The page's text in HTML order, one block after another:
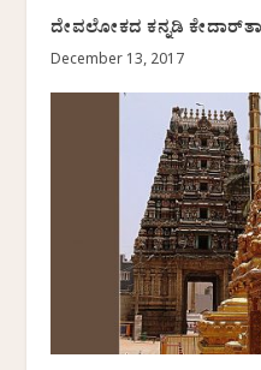
ದೇವಲೋಕದ ಕನ್ನಡಿ
December 13, 2017